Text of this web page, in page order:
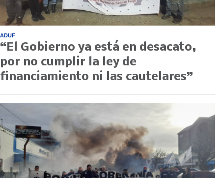
ADUF
“El Gobierno ya está en desacato,
por no cumplir la ley de
financiamiento ni las cautelares”